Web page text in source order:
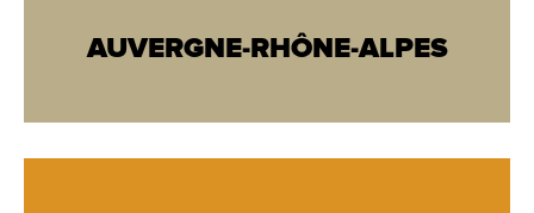
AUVERGNE-RHÔNE-ALPES